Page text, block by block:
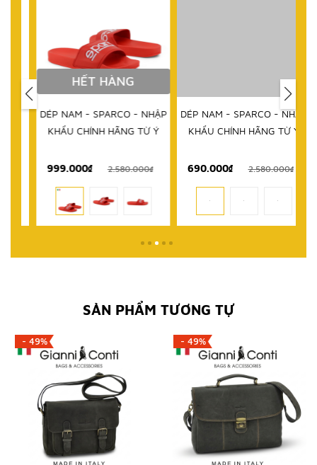
HẾT HÀNG
DÉP NAM - SPARCO - NHẬP
KHẨU CHÍNH HÃNG TỪ Ý
999.000₫ 2.580.000₫
DÉP NAM - SPARCO - NHẬP
KHẨU CHÍNH HÃNG TỪ Ý
690.000₫ 2.580.000₫
SẢN PHẨM TƯƠNG TỰ
- 49% - 49%